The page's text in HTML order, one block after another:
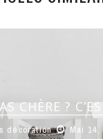
CHÈRE ?
décoration Mai